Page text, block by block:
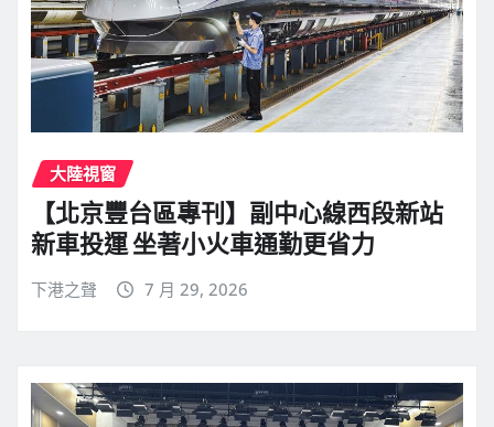
大陸視窗
【北京豐台區專刊】副中心線西段新站
新車投運 坐著小火車通勤更省力
下港之聲 7 月 29, 2026